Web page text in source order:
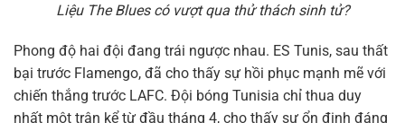
Liệu The Blues có vượt qua thử thách sinh tử?
Phong độ hai đội đang trái ngược nhau. ES Tunis, sau thất
bại trước Flamengo, đã cho thấy sự hồi phục mạnh mẽ với
chiến thắng trước LAFC. Đội bóng Tunisia chỉ thua duy
nhất một trận kể từ đầu tháng 4, cho thấy sự ổn định đáng